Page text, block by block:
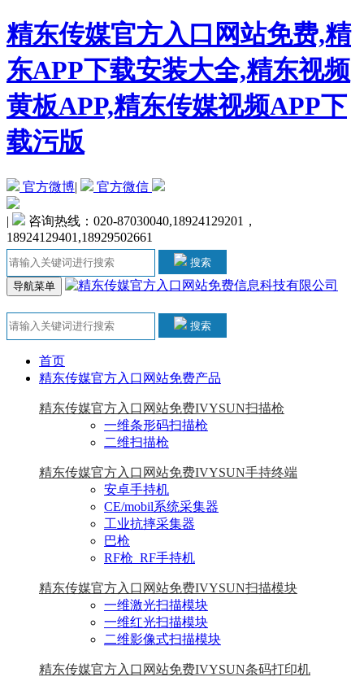
精东传媒官方入口网站免费,精
东APP下载安装大全,精东视频
黄板APP,精东传媒视频APP下
载污版
官方微博| 官方微信
|
咨询热线：020-87030040,18924129201，
18924129401,18929502661
搜索
导航菜单
搜索
首页
精东传媒官方入口网站免费产品
精东传媒官方入口网站免费IVYSUN扫描枪
一维条形码扫描枪
二维扫描枪
精东传媒官方入口网站免费IVYSUN手持终端
安卓手持机
CE/mobil系统采集器
工业抗摔采集器
巴枪
RF枪_RF手持机
精东传媒官方入口网站免费IVYSUN扫描模块
一维激光扫描模块
一维红光扫描模块
二维影像式扫描模块
精东传媒官方入口网站免费IVYSUN条码打印机